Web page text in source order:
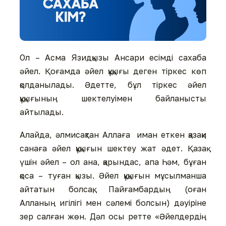
Ол – Асма Язидқызы Ансари есімді сахаба
әйел. Қоғамда әйел құқығы деген тіркес көп
қолданылады. Әдетте, бұл тіркес әйел
құқығының шектелуімен байланысты
айтылады.
Алайда, әлмисақтан Аллаға иман еткен қазақи
санаға әйел құқығын шектеу жат әдет. Қазақ
үшін әйел – ол ана, қарындас, апа Һәм, бұған
қоса – туған қызы. Әйел құқығын мұсылманша
айтатын болсақ, Пайғамбардың (оған
Алланың игілігі мен сәлемі болсын) дәуіріне
зер салған жөн. Дәл осы ретте «Әйелдердің